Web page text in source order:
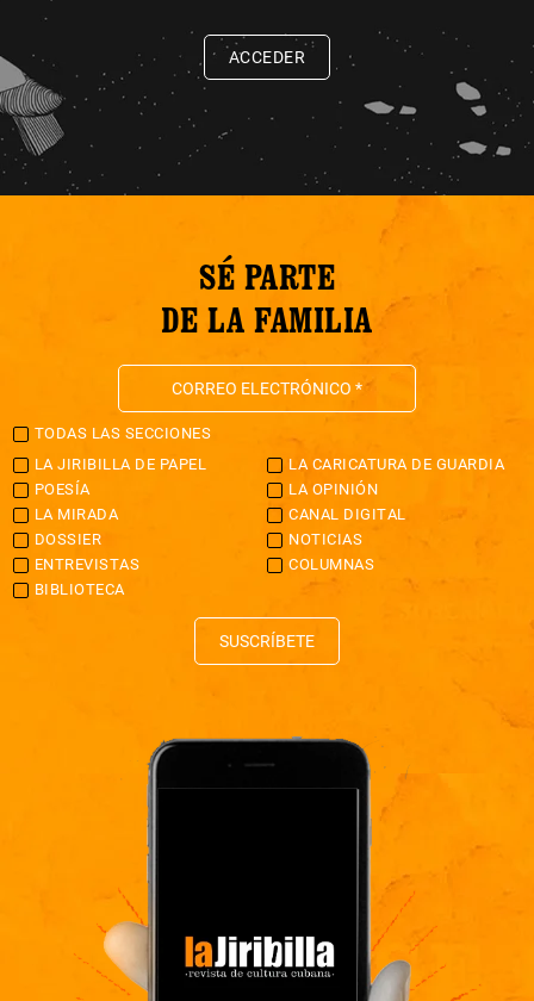
ACCEDER
SÉ PARTE
DE LA FAMILIA
TODAS LAS SECCIONES
LA JIRIBILLA DE PAPEL
LA CARICATURA DE GUARDIA
POESÍA
LA OPINIÓN
LA MIRADA
CANAL DIGITAL
DOSSIER
NOTICIAS
ENTREVISTAS
COLUMNAS
BIBLIOTECA
SUSCRÍBETE